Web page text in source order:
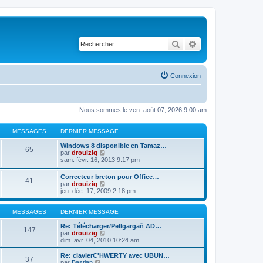
Rechercher
Connexion
Nous sommes le ven. août 07, 2026 9:00 am
MESSAGES DERNIER MESSAGE
65
Windows 8 disponible en Tamaz…
par drouizig
o
u
l
t
e
r
l
d
e
r
n
i
sam. févr. 16, 2013 9:17 pm
41
Correcteur breton pour Office…
par drouizig
o
n
s
u
l
t
r
l
e
jeu. déc. 17, 2009 2:18 pm
MESSAGES DERNIER MESSAGE
147
Re: Télécharger/Pellgargañ AD…
par drouizig
o
n
s
dim. avr. 04, 2010 10:24 am
37
Re: clavierC'HWERTY avec UBUN…